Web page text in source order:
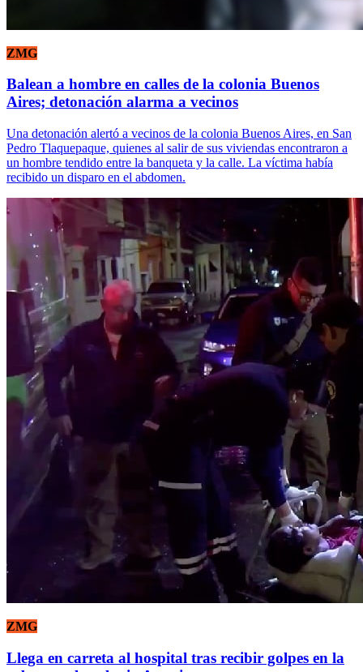
ZMG
Balean a hombre en calles de la colonia Buenos
Aires; detonación alarma a vecinos
Una detonación alertó a vecinos de la colonia Buenos Aires, en San
Pedro Tlaquepaque, quienes al salir de sus viviendas encontraron a
un hombre tendido entre la banqueta y la calle. La víctima había
recibido un disparo en el abdomen.
ZMG
Llega en carreta al hospital tras recibir golpes en la